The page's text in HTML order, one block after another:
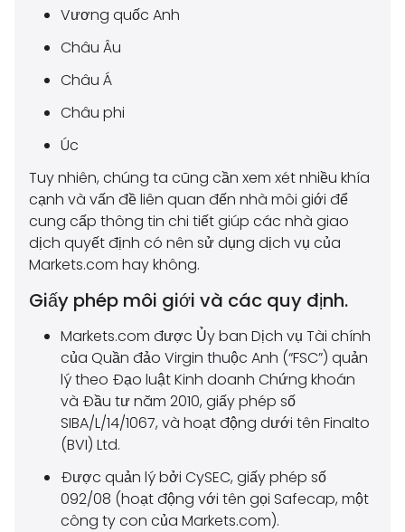
Vương quốc Anh
Châu Âu
Châu Á
Châu phi
Úc
Tuy nhiên, chúng ta cũng cần xem xét nhiều khía
cạnh và vấn đề liên quan đến nhà môi giới để
cung cấp thông tin chi tiết giúp các nhà giao
dịch quyết định có nên sử dụng dịch vụ của
Markets.com hay không.
Giấy phép môi giới và các quy định.
Markets.com được Ủy ban Dịch vụ Tài chính
của Quần đảo Virgin thuộc Anh (“FSC”) quản
lý theo Đạo luật Kinh doanh Chứng khoán
và Đầu tư năm 2010, giấy phép số
SIBA/L/14/1067, và hoạt động dưới tên Finalto
(BVI) Ltd.
Được quản lý bởi CySEC, giấy phép số
092/08 (hoạt động với tên gọi Safecap, một
công ty con của Markets.com).